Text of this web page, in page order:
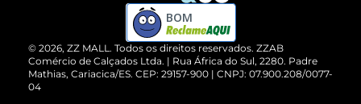
Cartão Presente
Vendas Corporativas
Compre pelo WhatsApp
© 2026, ZZ MALL. Todos os direitos reservados. ZZAB
Comércio de Calçados Ltda. | Rua África do Sul, 2280. Padre
Mathias, Cariacica/ES. CEP: 29157-900 | CNPJ: 07.900.208/0077-
04
BOM